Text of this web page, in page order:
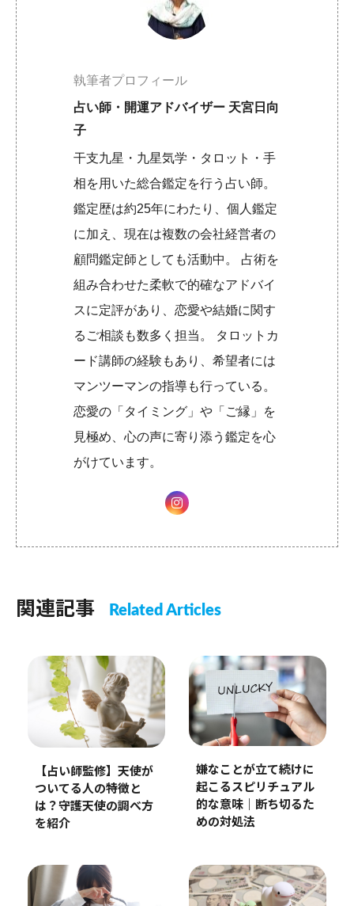
執筆者プロフィール
占い師・開運アドバイザー 天宮日向
子
干支九星・九星気学・タロット・手
相を用いた総合鑑定を行う占い師。
鑑定歴は約25年にわたり、個人鑑定
に加え、現在は複数の会社経営者の
顧問鑑定師としても活動中。 占術を
組み合わせた柔軟で的確なアドバイ
スに定評があり、恋愛や結婚に関す
るご相談も数多く担当。 タロットカ
ード講師の経験もあり、希望者には
マンツーマンの指導も行っている。
恋愛の「タイミング」や「ご縁」を
見極め、心の声に寄り添う鑑定を心
がけています。
関連記事 Related Articles
【占い師監修】天使が
ついてる人の特徴と
は？守護天使の調べ方
を紹介
嫌なことが立て続けに
起こるスピリチュアル
的な意味｜断ち切るた
めの対処法